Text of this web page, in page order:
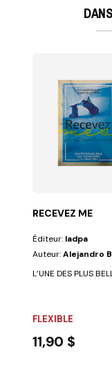
RECEVEZ ME
Éditeur: Iadpa
Auteur:Alejandro
L’UNE DES PLUS
FLEXIBLE
11,90 $